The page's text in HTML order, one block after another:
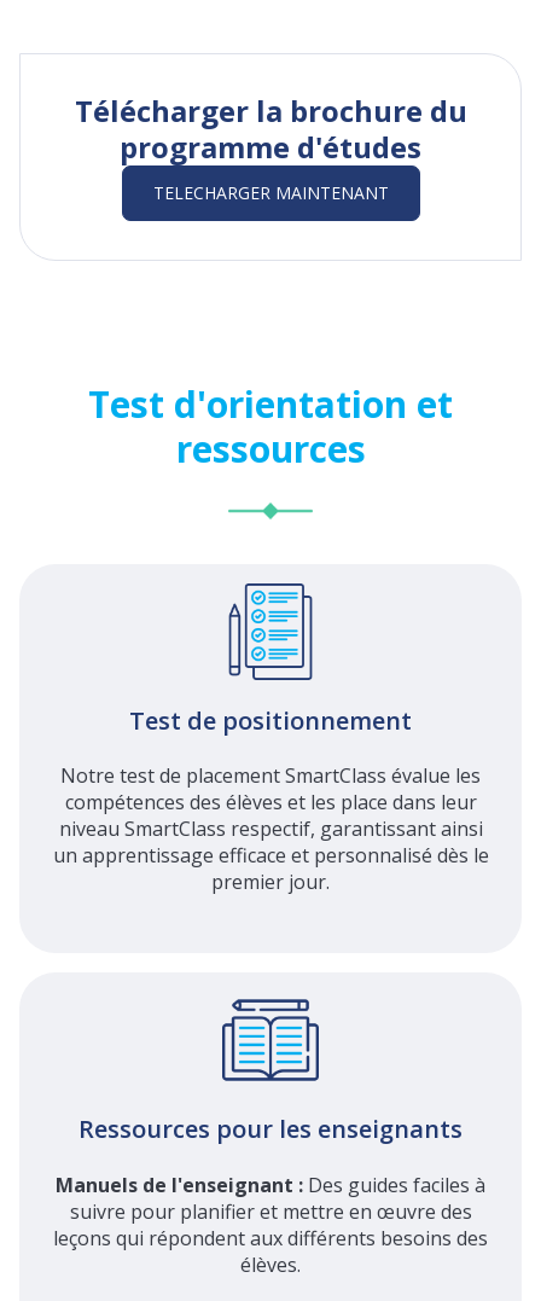
Télécharger la brochure du
programme d'études
TELECHARGER MAINTENANT
Test d'orientation et
ressources
Test de positionnement
Notre test de placement SmartClass évalue les
compétences des élèves et les place dans leur
niveau SmartClass respectif, garantissant ainsi
un apprentissage efficace et personnalisé dès le
premier jour.
Ressources pour les enseignants
Manuels de l'enseignant : Des guides faciles à
suivre pour planifier et mettre en œuvre des
leçons qui répondent aux différents besoins des
élèves.